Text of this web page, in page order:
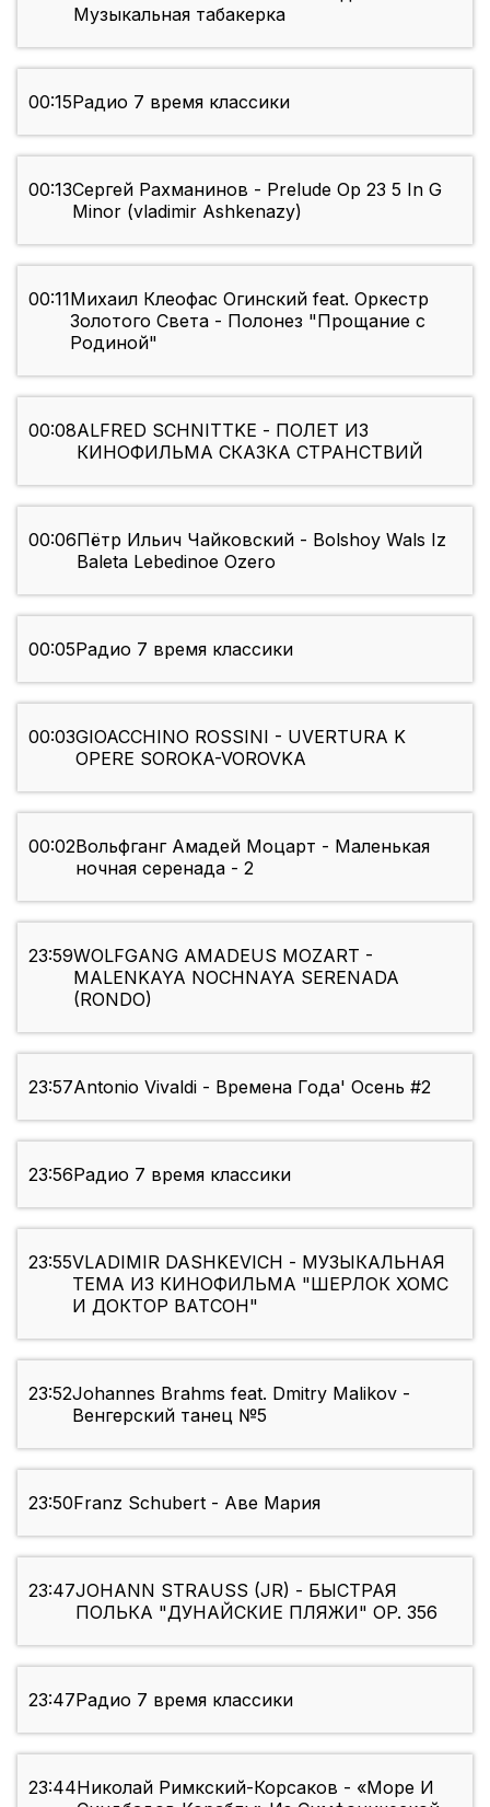
Музыкальная табакерка
00:15Радио 7 время классики
00:13Сергей Рахманинов - Prelude Op 23 5 In G
Minor (vladimir Ashkenazy)
00:11Михаил Клеофас Огинский feat. Оркестр
Золотого Света - Полонез "Прощание с
Родиной"
00:08ALFRED SCHNITTKE - ПОЛЕТ ИЗ
КИНОФИЛЬМА СКАЗКА СТРАНСТВИЙ
00:06Пётр Ильич Чайковский - Bolshoy Wals Iz
Baleta Lebedinoe Ozero
00:05Радио 7 время классики
00:03GIOACCHINO ROSSINI - UVERTURA K
OPERE SOROKA-VOROVKA
00:02Вольфганг Амадей Моцарт - Маленькая
ночная серенада - 2
23:59WOLFGANG AMADEUS MOZART -
MALENKAYA NOCHNAYA SERENADA
(RONDO)
23:57Antonio Vivaldi - Времена Года' Осень #2
23:56Радио 7 время классики
23:55VLADIMIR DASHKEVICH - МУЗЫКАЛЬНАЯ
ТЕМА ИЗ КИНОФИЛЬМА "ШЕРЛОК ХОМС
И ДОКТОР ВАТСОН"
23:52Johannes Brahms feat. Dmitry Malikov -
Венгерский танец №5
23:50Franz Schubert - Аве Мария
23:47JOHANN STRAUSS (JR) - БЫСТРАЯ
ПОЛЬКА "ДУНАЙСКИЕ ПЛЯЖИ" OP. 356
23:47Радио 7 время классики
23:44Николай Римкский-Корсаков - «Море И